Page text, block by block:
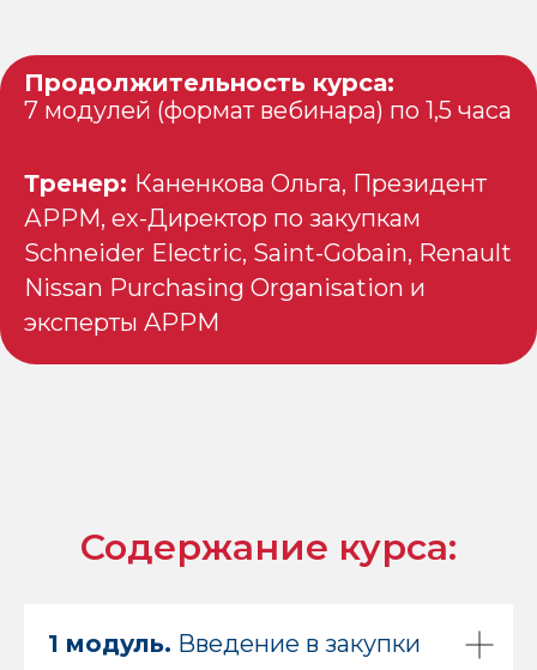
Продолжительность курса:
7 модулей (формат вебинара) по 1,5 часа
Тренер: Каненкова Ольга, Президент
АРРМ, ex-Директор по закупкам
Schneider Electric, Saint-Gobain, Renault
Nissan Purchasing Organisation и
эксперты APPM
Содержание курса:
1 модуль. Введение в закупки